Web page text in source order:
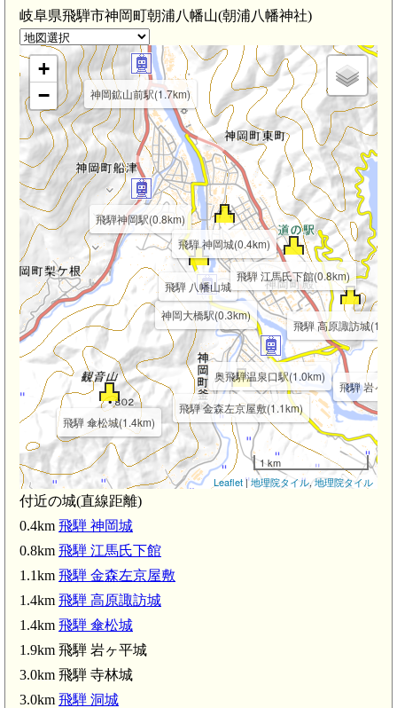
岐阜県飛騨市神岡町朝浦八幡山(朝浦八幡神社)
神岡大橋駅(0.3km)
飛騨神岡駅(0.8km)
奥飛騨温泉口駅(1.0km)
神岡鉱山前駅(1.7km)
飛騨 八幡山城
飛騨 神岡城(0.4km)
飛騨 江馬氏下館(0.8km)
飛騨 金森左京屋敷(1.1km)
飛騨 高原諏訪城
飛騨 傘松城(1.4km)
飛騨 岩ヶ
+
−
1 km
Leaflet|地理院タイル, 地理院タイル
付近の城(直線距離)
0.4km 飛騨 神岡城
0.8km 飛騨 江馬氏下館
1.1km 飛騨 金森左京屋敷
1.4km 飛騨 高原諏訪城
1.4km 飛騨 傘松城
1.9km 飛騨 岩ヶ平城
3.0km 飛騨 寺林城
3.0km 飛騨 洞城